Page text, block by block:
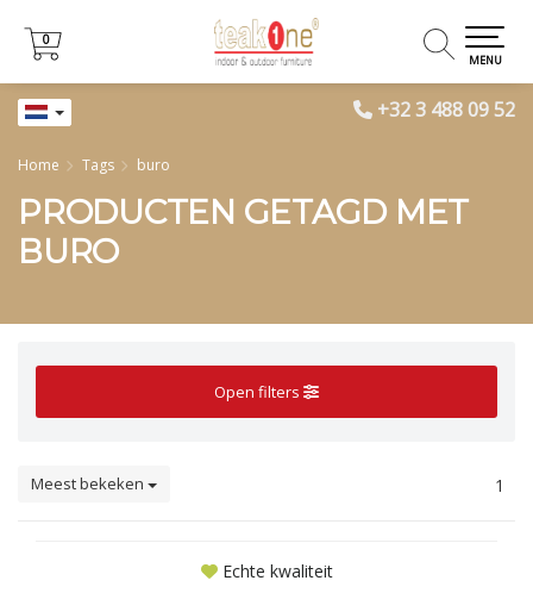
+32 3 488 09 52
0
0
MENU
Home Tags buro
PRODUCTEN GETAGD MET
BURO
Open filters
Meest bekeken 1
Echte kwaliteit